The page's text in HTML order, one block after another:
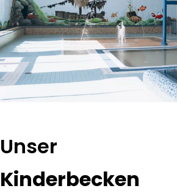
Unser
Kinderbecken